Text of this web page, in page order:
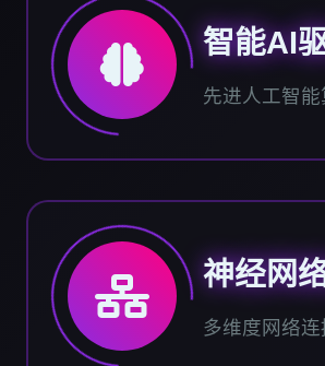
智能AI
先进人工智
神经网
多维度网络连